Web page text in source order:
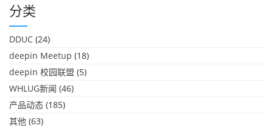
分类
DDUC (24)
deepin Meetup (18)
deepin 校园联盟 (5)
WHLUG新闻 (46)
产品动态 (185)
其他 (63)